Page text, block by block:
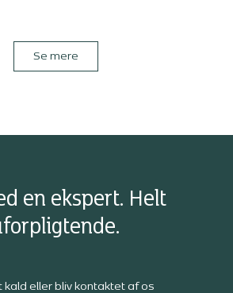
Se mere
en ekspert. Helt
kald eller bliv kontaktet af os